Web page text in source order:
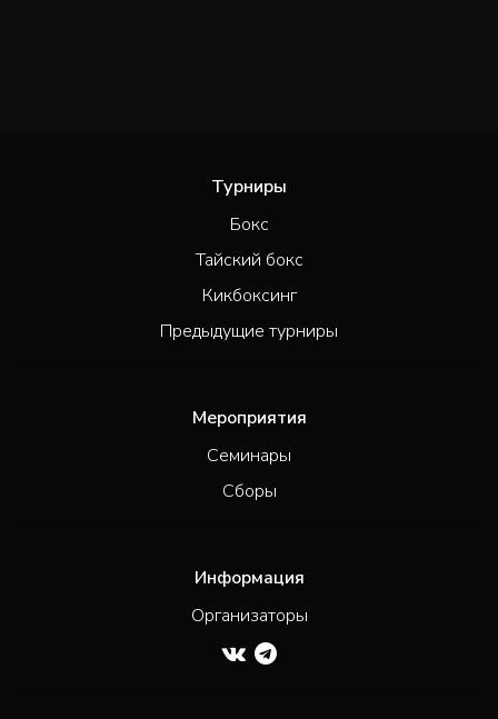
Турниры
Бокс
Тайский бокс
Кикбоксинг
Предыдущие турниры
Мероприятия
Семинары
Сборы
Информация
Организаторы